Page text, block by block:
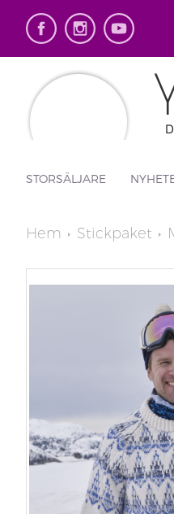
STORSÄLJARE
Hem Stickpaket